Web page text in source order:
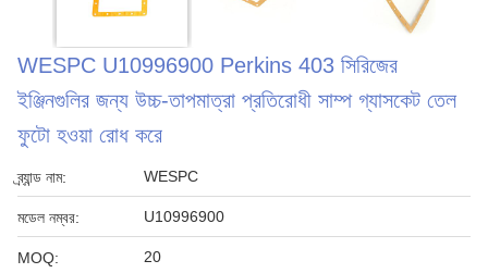
WESPC U10996900 Perkins 403 সিরিজের
ইঞ্জিনগুলির জন্য উচ্চ-তাপমাত্রা প্রতিরোধী সাম্প গ্যাসকেট তেল
ফুটো হওয়া রোধ করে
ব্র্যান্ড নাম: WESPC
মডেল নম্বর: U10996900
MOQ: 20